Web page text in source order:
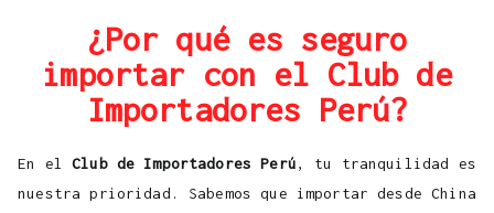
¿Por qué es seguro
importar con el Club de
Importadores Perú?
En elClub de Importadores Perú, tu tranquilidad es
nuestra prioridad. Sabemos que importar desde China